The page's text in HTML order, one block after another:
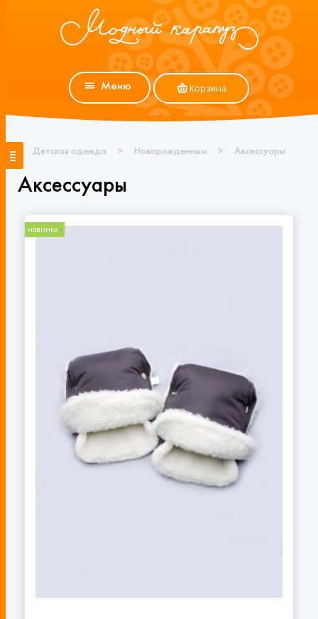
Меню Корзина
Детская одежда > Новорожденным > Аксессуары
Аксессуары
НОВИНКА